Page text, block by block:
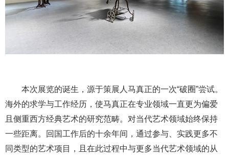
本次展览的诞生，源于策展人马真正的一次“破圈”尝试。
海外的求学与工作经历，使马真正在专业领域一直更为偏爱
且侧重西方经典艺术的研究范畴。对当代艺术领域始终保持
一些距离。回国工作后的十余年间，通过参与、实践更多不
同类型的艺术项目，且在此过程中与更多当代艺术领域的从